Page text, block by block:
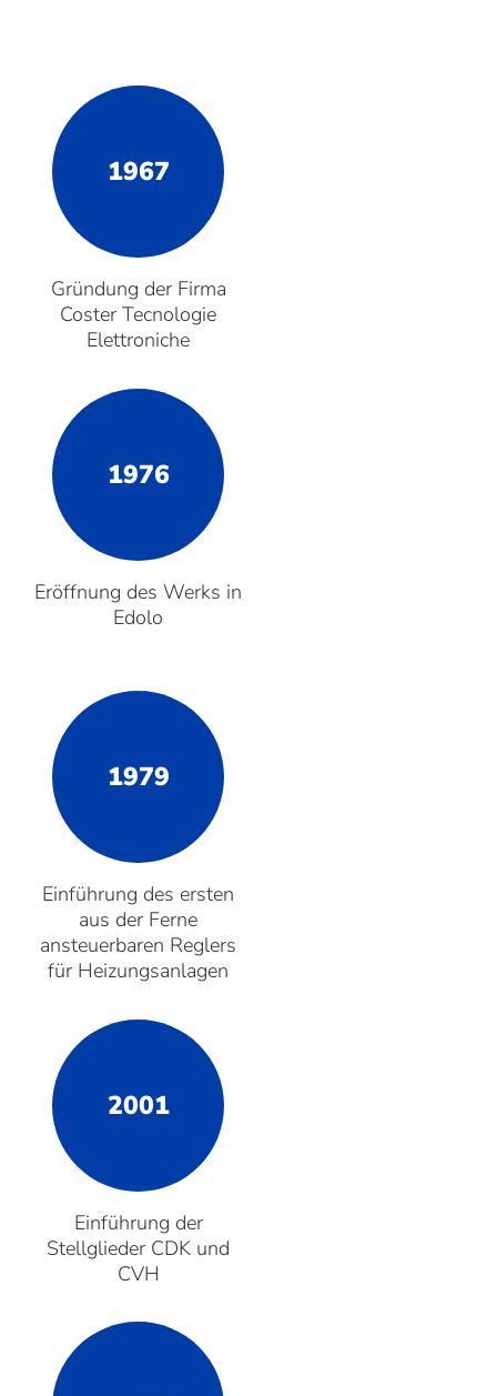
1967
Gründung der Firma
Coster Tecnologie
Elettroniche
1976
Eröffnung des Werks in
Edolo
1979
Einführung des ersten
aus der Ferne
ansteuerbaren Reglers
für Heizungsanlagen
2001
Einführung der
Stellglieder CDK und
CVH